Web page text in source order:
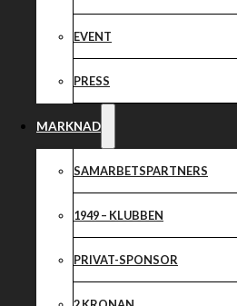
EVENT
PRESS
MARKNAD
SAMARBETSPARTNERS
1949 – KLUBBEN
PRIVAT-SPONSOR